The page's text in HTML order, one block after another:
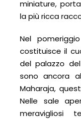
miniature,
la più ricca
Nel
costituisce il
del palazzo
sono ancora
Maharaja,
Nelle sale
meravigliosi